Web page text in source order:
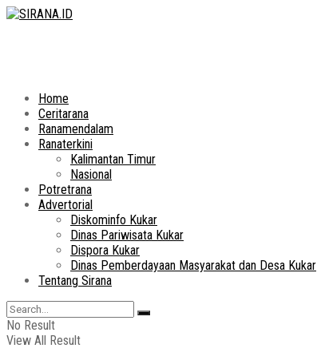
Home
Ceritarana
Ranamendalam
Ranaterkini
Kalimantan Timur
Nasional
Potretrana
Advertorial
Diskominfo Kukar
Dinas Pariwisata Kukar
Dispora Kukar
Dinas Pemberdayaan Masyarakat dan Desa Kukar
Tentang Sirana
No Result
View All Result